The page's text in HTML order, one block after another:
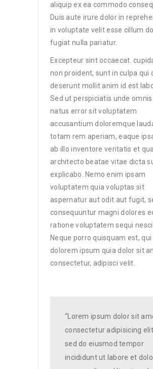
aliquip ex ea commodo
Duis aute irure dolor in
in voluptate velit esse cillum
fugiat nulla pariatur.
Excepteur sint occaecat.
non proident, sunt in culpa qui
deserunt mollit anim id est
Sed ut perspiciatis unde
natus error sit voluptatem
accusantium doloremque
totam rem aperiam, eaque
ab illo inventore veritatis et
architecto beatae vitae dicta
explicabo. Nemo enim ipsam
voluptatem quia voluptas sit
aspernatur aut odit aut fugit,
consequuntur magni dolores
ratione voluptatem sequi
Neque porro quisquam est, qui
dolorem ipsum quia dolor sit
consectetur, adipisci velit.
“Lorem ipsum dolor sit
consectetur adipisicing
sed do eiusmod tempor
incididunt ut labore et